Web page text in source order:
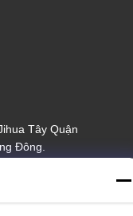
Tây Quận
Đông.